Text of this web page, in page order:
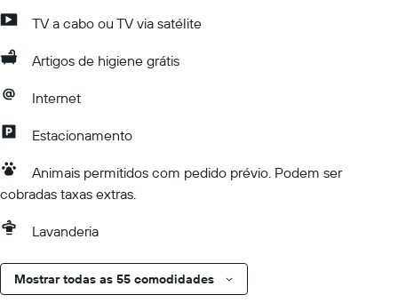
TV a cabo ou TV via satélite
Artigos de higiene grátis
Internet
Estacionamento
Animais permitidos com pedido prévio. Podem ser
cobradas taxas extras.
Lavanderia
Mostrar todas as 55 comodidades